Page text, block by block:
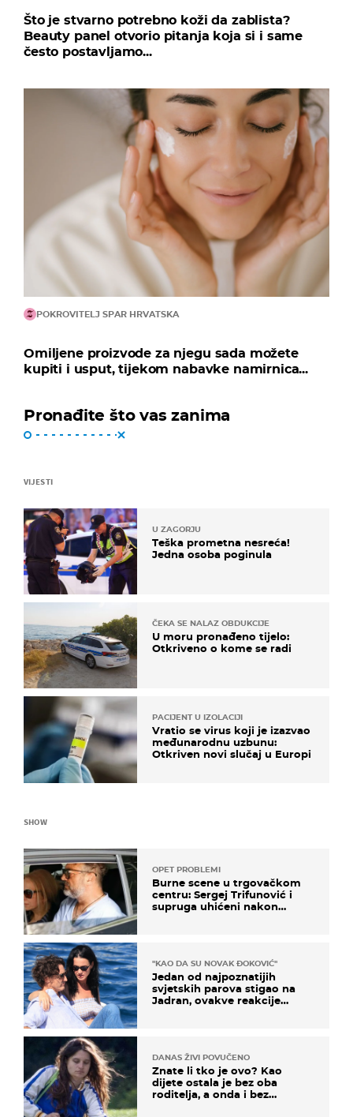
Što je stvarno potrebno koži da zablista?
Beauty panel otvorio pitanja koja si i same
često postavljamo...
POKROVITELJ SPAR HRVATSKA
Omiljene proizvode za njegu sada možete
kupiti i usput, tijekom nabavke namirnica...
Pronađite što vas zanima
VIJESTI
U ZAGORJU
Teška prometna nesreća!
Jedna osoba poginula
ČEKA SE NALAZ OBDUKCIJE
U moru pronađeno tijelo:
Otkriveno o kome se radi
PACIJENT U IZOLACIJI
Vratio se virus koji je izazvao
međunarodnu uzbunu:
Otkriven novi slučaj u Europi
SHOW
OPET PROBLEMI
Burne scene u trgovačkom
centru: Sergej Trifunović i
supruga uhićeni nakon
"KAO DA SU NOVAK ĐOKOVIĆ"
Jedan od najpoznatijih
svjetskih parova stigao na
Jadran, ovakve reakcije
DANAS ŽIVI POVUČENO
Znate li tko je ovo? Kao
dijete ostala je bez oba
roditelja, a onda i bez